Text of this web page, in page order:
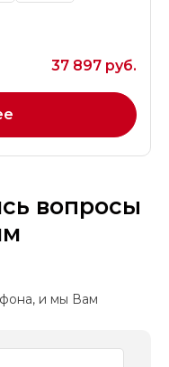
37 897 руб.
вопросы
и мы Вам